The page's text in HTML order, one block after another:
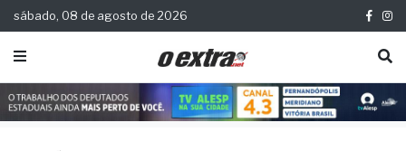
sábado, 08 de agosto de 2026